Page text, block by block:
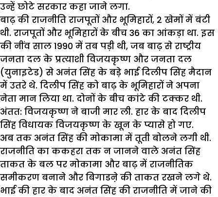
उन्हें छोटे सरकार कहा जाने लगा.
बाढ़ की राजनीति राजपूतों और भूमिहारों, 2 खेमों में बंटी
थी. राजपूतों और भूमिहारों के बीच 36 का आंकड़ा था. इस
की नींव साल 1990 में तब पड़ी थी, जब बाढ़ से राष्ट्रीय
जनता दल के प्रत्याशी विजयकृष्ण और जनता दल
(युनाइटेड) से अनंत सिंह के बड़े भाई दिलीप सिंह मैदान
में उतरे थे. दिलीप सिंह को बाढ़ के भूमिहारों ने अपना
नेता मान लिया था. दोनों के बीच कांटे की टक्कर थी.
अंतत: विजयकृष्ण ने बाजी मार ली. हार के बाद दिलीप
सिंह विधायक विजयकृष्ण के खून के प्यासे हो गए.
अब तक अनंत सिंह की मोकामा में तूती बोलने लगी थी.
राजनीति का ककहरा तक न जानने वाले अनंत सिंह
ताकत के बल पर मोकामा और बाढ़ में राजनीतिक
समीकरण बनाने और बिगाडऩे की ताकत रखने लगे थे.
भाई की हार के बाद अनंत सिंह की राजनीति में जाने की